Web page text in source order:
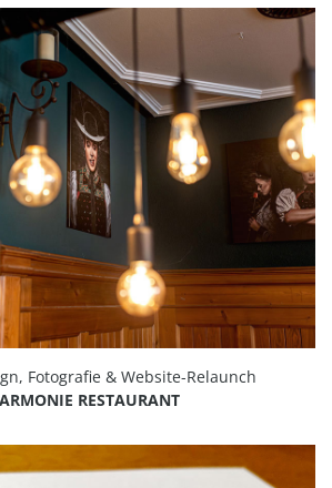
Fotografie & Website-Relaunch
RESTAURANT